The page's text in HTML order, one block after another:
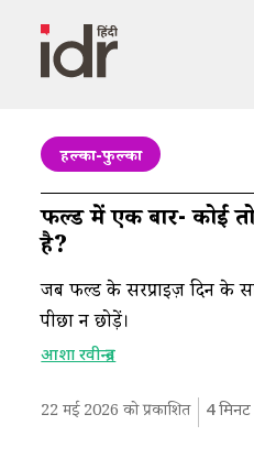
हल्का-फुल्का
फील्ड में एक बार​- ​कोई
है?
जब फील्ड के सरप्राइज़ दिन के
पीछा न छोड़ें।​
आशा रवीन्द्रन​
22 मई 2026 को प्रकाशित 4